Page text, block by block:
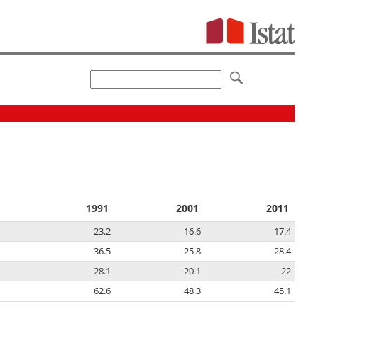
1991 2001 2011
23.2 16.6
17.4
36.5 25.8
28.4
28.1 20.1
22
62.6 48.3 45.1